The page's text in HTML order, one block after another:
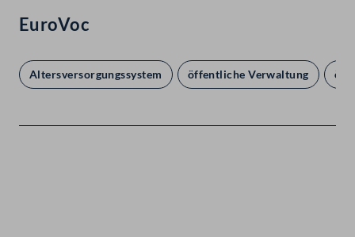
EuroVoc
Altersversorgungssystem öffentliche Verwaltung